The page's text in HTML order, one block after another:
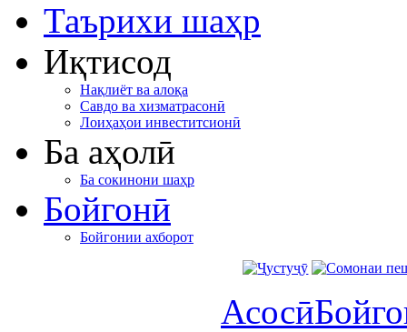
Таърихи шаҳр
Иқтисод
Нақлиёт ва алоқа
Савдо ва хизматрасонӣ
Лоиҳаҳои инвеститсионӣ
Ба аҳолӣ
Ба сокинони шаҳр
Бойгонӣ
Бойгонии ахборот
Асосӣ